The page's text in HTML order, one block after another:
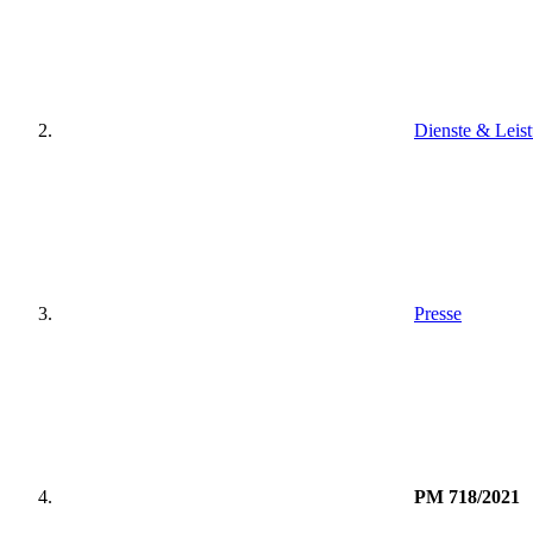
Dienste &
Presse
PM 718/2021